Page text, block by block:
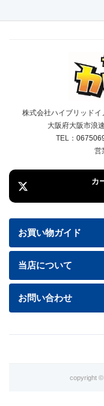
株式会社ハイブリッドイ
大阪府大阪市浪
TEL：
営
カ
お買い物ガイド
お買い物ガイド
お支払い方法
当店について
特定商取引法に基づく表
お問い合わせ
copyright ©